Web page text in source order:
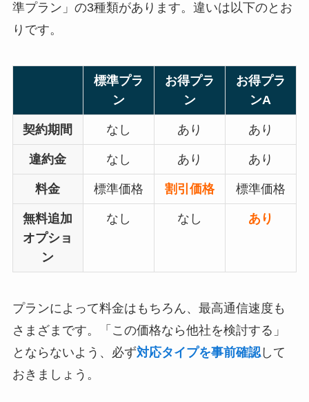
準プラン」の3種類があります。違いは以下のとお
りです。
標準プラ
ン
お得プラ
ン
お得プラ
ンA
契約期間 なし あり あり
違約金 なし あり あり
料金 標準価格 割引価格 標準価格
無料追加
オプショ
ン
なし なし あり
プランによって料金はもちろん、最高通信速度も
さまざまです。「この価格なら他社を検討する」
とならないよう、必ず対応タイプを事前確認して
おきましょう。